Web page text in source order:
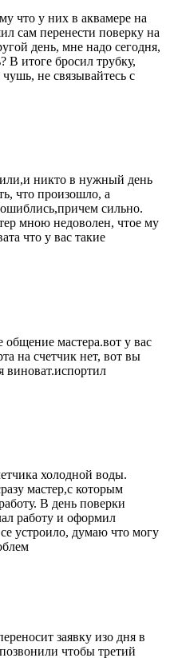
что у них в аквамере на
сам перенести поверку на
день, мне надо сегодня,
В итоге бросил трубку,
не связывайтесь с
никто в нужный день
что произошло, а
сильно.
мною недоволен, чтое му
что у вас такие
общение мастера.вот у вас
на счетчик нет, вот вы
виноват.испортил
холодной воды.
мастер,с которым
В день поверки
работу и оформил
устроило, думаю что могу
заявку изо дня в
чтобы третий